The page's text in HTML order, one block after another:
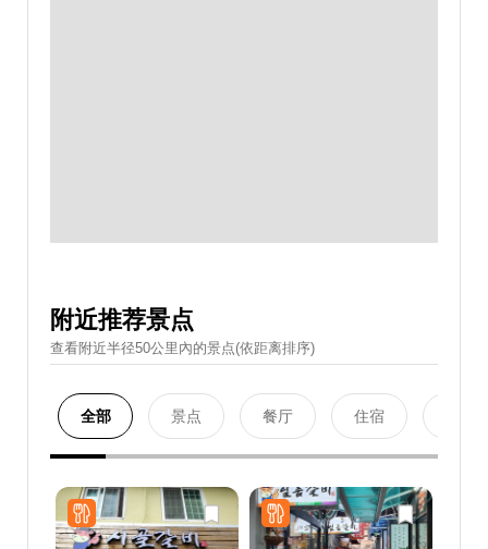
附近推荐景点
查看附近半径50公里內的景点(依距离排序)
全部 景点 餐厅 住宿